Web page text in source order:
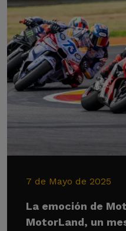
7 de Mayo de 2025
La emoción de
MotorLand, un